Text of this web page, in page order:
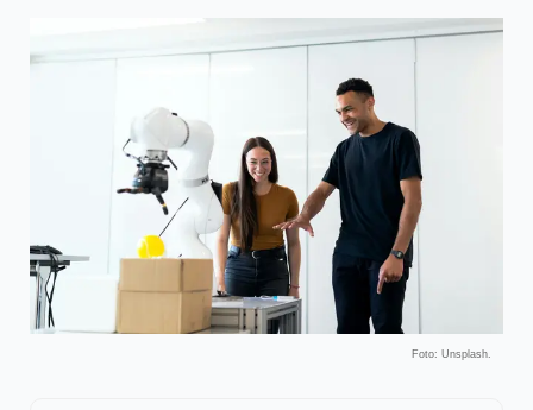
Foto: Unsplash.